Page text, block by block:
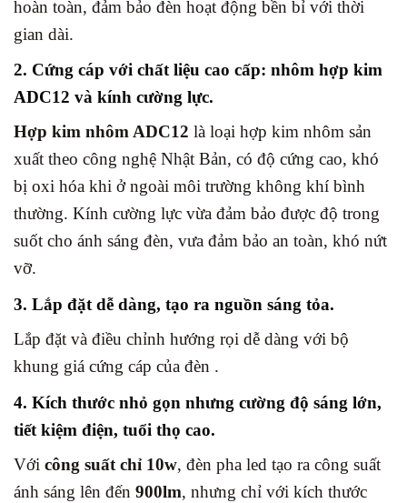
hoàn toàn, đảm bảo đèn hoạt động bền bỉ với thời
gian dài.
2. Cứng cáp với chất liệu cao cấp: nhôm hợp kim
ADC12 và kính cường lực.
Hợp kim nhôm ADC12 là loại hợp kim nhôm sản
xuất theo công nghệ Nhật Bản, có độ cứng cao, khó
bị oxi hóa khi ở ngoài môi trường không khí bình
thường. Kính cường lực vừa đảm bảo được độ trong
suốt cho ánh sáng đèn, vưa đảm bảo an toàn, khó nứt
vỡ.
3. Lắp đặt dễ dàng, tạo ra nguồn sáng tỏa.
Lắp đặt và điều chỉnh hướng rọi dễ dàng với bộ
khung giá cứng cáp của đèn .
4. Kích thước nhỏ gọn nhưng cường độ sáng lớn,
tiết kiệm điện, tuổi thọ cao.
Với công suất chỉ 10w, đèn pha led tạo ra công suất
ánh sáng lên đến 900lm, nhưng chỉ với kích thước